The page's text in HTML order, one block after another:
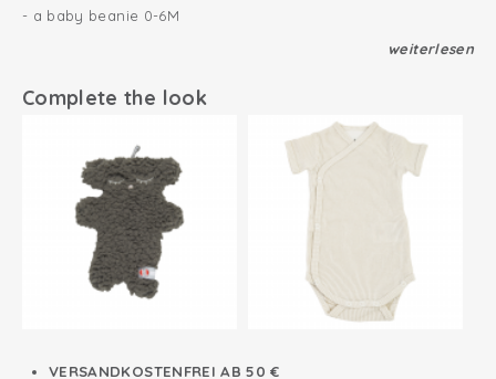
- a baby beanie 0-6M
This gift set will be wrapped in a special box. You can leave a
personal message with each gift set to make it more
personal. Ofcourse, we deliver the baby gift set to the
address of your choice.
Wrapped in special gift box
We deliver at your requested address
Luxurious and original baby gift
weiterlesen
Complete the look
VERSANDKOSTENFREI AB 50 €